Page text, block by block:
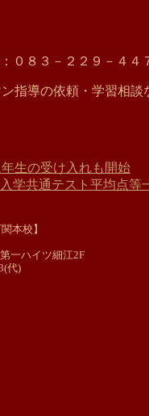
０８３－２２９－４４
指導の依頼・学習相談
生の受け入れも開始
学共通テスト平均点等
本校】
一ハイツ細江2F
代)